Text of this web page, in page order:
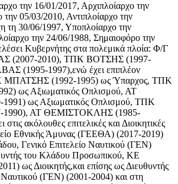
την 16/01/2017, Αρχιπλοίαρχο την
05/03/2010, Αντιπλοίαρχο την
τη 30/06/1997, Υποπλοίαρχο την
την 24/06/1988, Σημαιοφόρο την
Κυβερνήτης στα πολεμικά πλοία: Φ/Γ
2010), ΤΠΚ ΒΟΤΣΗΣ (1997-
(1995-1997),ενώ έχει επιπλέον
ΜΠΑΤΣΗΣ (1992-1995) ως Ύπαρχος, ΤΠΚ
ως Αξιωματικός Οπλισμού, ΑΤ
ως Αξιωματικός Οπλισμού, ΤΠΚ
ΑΤ ΘΕΜΙΣΤΟΚΛΗΣ (1985-
ακόλουθες επιτελικές και Διοικητικές
Εθνικής Άμυνας (ΓΕΕΘΑ) (2017-2019)
Γενικό Επιτελείο Ναυτικού (ΓΕΝ)
του Κλάδου Προσωπικού, ΚΕ
ως Διοικητής,και επίσης ως Διευθυντής
Ναυτικού (ΓΕΝ) (2001-2004) και στη